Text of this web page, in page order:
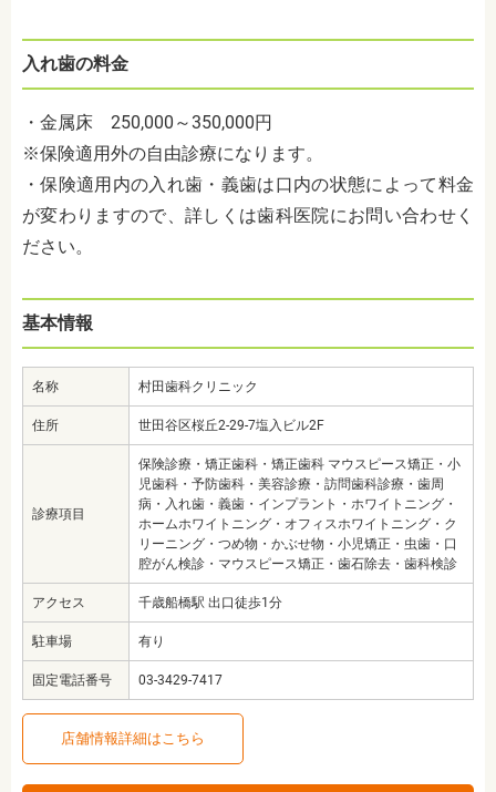
入れ歯の料金
・金属床 250,000～350,000円
※保険適用外の自由診療になります。
・保険適用内の入れ歯・義歯は口内の状態によって料金
が変わりますので、詳しくは歯科医院にお問い合わせく
ださい。
基本情報
名称 村田歯科クリニック
住所 世田谷区桜丘2-29-7塩入ビル2F
診療項目
保険診療・矯正歯科・矯正歯科 マウスピース矯正・小
児歯科・予防歯科・美容診療・訪問歯科診療・歯周
病・入れ歯・義歯・インプラント・ホワイトニング・
ホームホワイトニング・オフィスホワイトニング・ク
リーニング・つめ物・かぶせ物・小児矯正・虫歯・口
腔がん検診・マウスピース矯正・歯石除去・歯科検診
アクセス 千歳船橋駅 出口徒歩1分
駐車場 有り
固定電話番号 03-3429-7417
店舗情報詳細はこちら